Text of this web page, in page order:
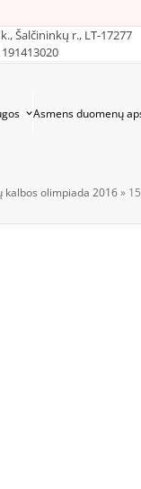
Šalčininkų r., LT-17277
Asmens duomenų
kalbos olimpiada 2016»